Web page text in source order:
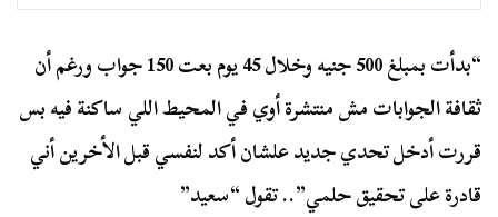
“بدأت بمبلغ 500 جنيه وخلال 45 يوم بعت 150 جواب ورغم أن
ثقافة الجوابات مش منتشرة أوي في المحيط اللي ساكنة فيه بس
قررت أدخل تحدي جديد علشان أكد لنفسي قبل الأخرين أني
قادرة على تحقيق حلمي”.. تقول “سعيد”